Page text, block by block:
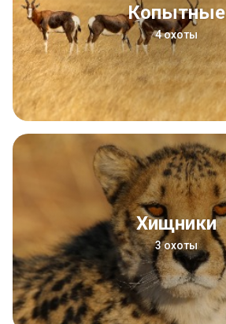
Копытные
4 охоты
Хищники
3 охоты